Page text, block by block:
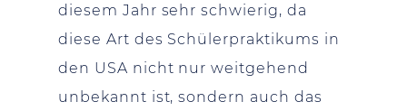
diesem Jahr sehr schwierig, da
diese Art des Schülerpraktikums in
den USA nicht nur weitgehend
unbekannt ist, sondern auch das